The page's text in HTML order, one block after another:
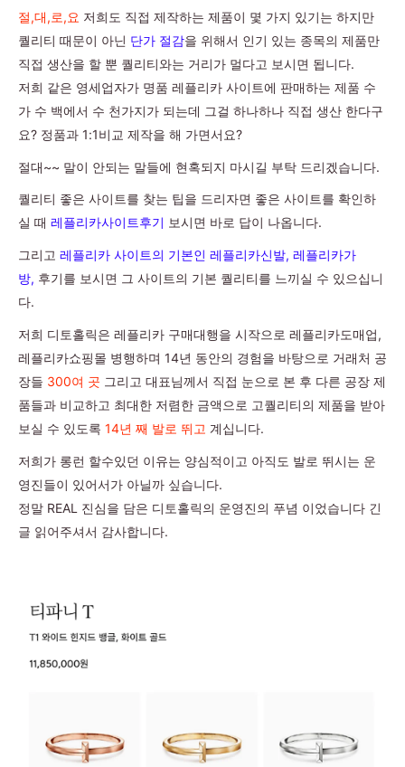
절,대,로,요 저희도 직접 제작하는 제품이 몇 가지 있기는 하지만
퀄리티 때문이 아닌 단가 절감을 위해서 인기 있는 종목의 제품만
직접 생산을 할 뿐 퀄리티와는 거리가 멀다고 보시면 됩니다.
저희 같은 영세업자가 명품 레플리카 사이트에 판매하는 제품 수
가 수 백에서 수 천가지가 되는데 그걸 하나하나 직접 생산 한다구
요? 정품과 1:1비교 제작을 해 가면서요?
절대~~ 말이 안되는 말들에 현혹되지 마시길 부탁 드리겠습니다.
퀄리티 좋은 사이트를 찾는 팁을 드리자면 좋은 사이트를 확인하
실 때 레플리카사이트후기 보시면 바로 답이 나옵니다.
그리고 레플리카 사이트의 기본인 레플리카신발, 레플리카가
방, 후기를 보시면 그 사이트의 기본 퀄리티를 느끼실 수 있으십니
다.
저희 디토홀릭은 레플리카 구매대행을 시작으로 레플리카도매업,
레플리카쇼핑몰 병행하며 14년 동안의 경험을 바탕으로 거래처 공
장들 300여 곳 그리고 대표님께서 직접 눈으로 본 후 다른 공장 제
품들과 비교하고 최대한 저렴한 금액으로 고퀄리티의 제품을 받아
보실 수 있도록 14년 째 발로 뛰고 계십니다.
저희가 롱런 할수있던 이유는 양심적이고 아직도 발로 뛰시는 운
영진들이 있어서가 아닐까 싶습니다.
정말 REAL 진심을 담은 디토홀릭의 운영진의 푸념 이었습니다 긴
글 읽어주셔서 감사합니다.